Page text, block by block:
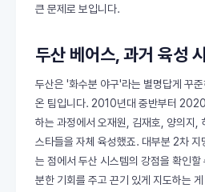
큰 문제로 보입니다.
두산 베어스, 과거 육성
두산은 '화수분 야구'라는 별명답게 꾸
온 팀입니다. 2010년대 중반부터
하는 과정에서 오재원, 김재호, 양의지,
스타들을 자체 육성했죠. 대부분 2차
는 점에서 두산 시스템의 강점을 확인
분한 기회를 주고 끈기 있게 지도하는